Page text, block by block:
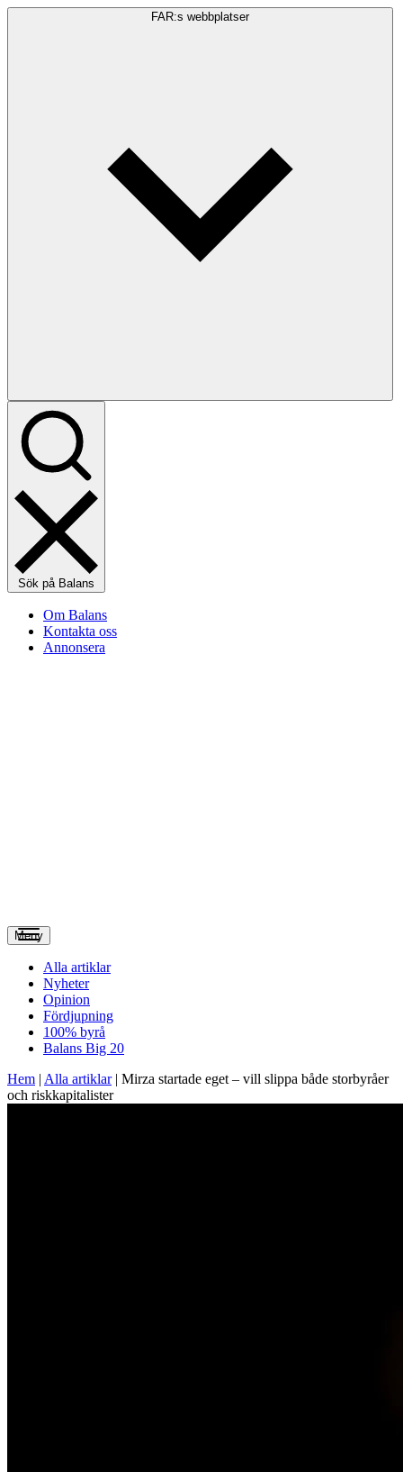
FAR:s webbplatser
Sök på Balans
Om Balans
Kontakta oss
Annonsera
Meny
Alla artiklar
Nyheter
Opinion
Fördjupning
100% byrå
Balans Big 20
Hem | Alla artiklar| Mirza startade eget – vill slippa både storbyråer
och riskkapitalister